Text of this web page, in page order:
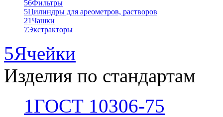
56Фильтры
5Цилиндры для ареометров, растворов
21Чашки
7Экстракторы
5Ячейки
Изделия по стандартам
1ГОСТ 10306-75